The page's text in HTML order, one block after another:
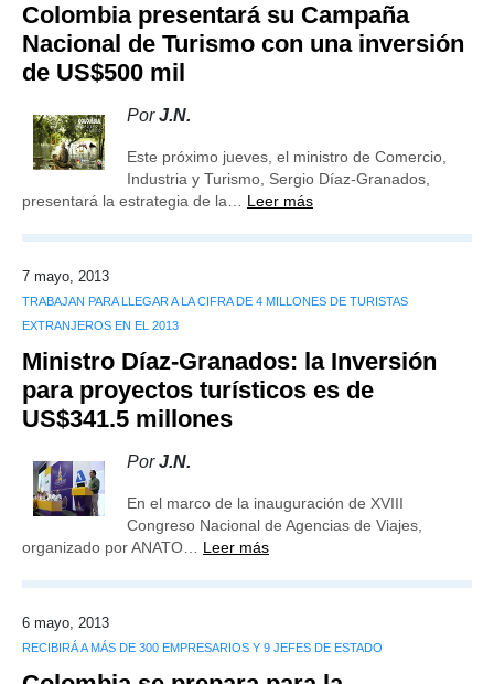
Colombia presentará su Campaña
Nacional de Turismo con una inversión
de US$500 mil
PorJ.N.
Este próximo jueves, el ministro de Comercio,
Industria y Turismo, Sergio Díaz-Granados,
presentará la estrategia de la… Leer más
7 mayo, 2013
TRABAJAN PARA LLEGAR A LA CIFRA DE 4 MILLONES DE TURISTAS
EXTRANJEROS EN EL 2013
Ministro Díaz-Granados: la Inversión
para proyectos turísticos es de
US$341.5 millones
PorJ.N.
En el marco de la inauguración de XVIII
Congreso Nacional de Agencias de Viajes,
organizado por ANATO… Leer más
6 mayo, 2013
RECIBIRÁ A MÁS DE 300 EMPRESARIOS Y 9 JEFES DE ESTADO